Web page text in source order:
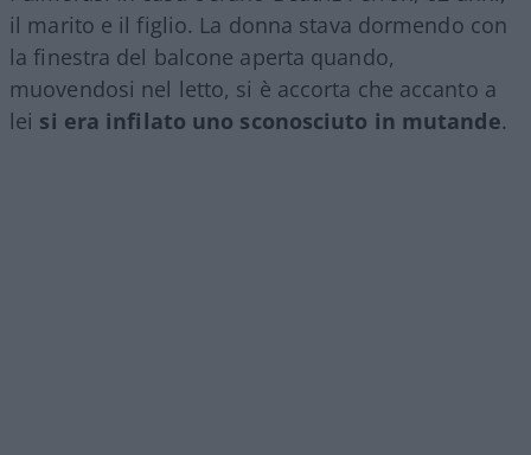
il marito e il figlio. La donna stava dormendo con
la finestra del balcone aperta quando,
muovendosi nel letto, si è accorta che accanto a
lei si era infilato uno sconosciuto in mutande.